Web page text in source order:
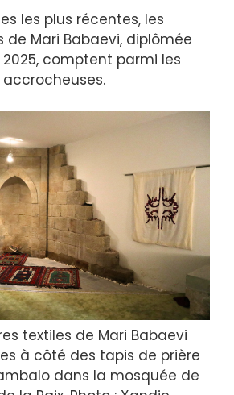
les plus récentes, les
Mari Babaevi, diplômée
2025, comptent parmi les
textiles de Mari Babaevi
à côté des tapis de prière
dans la mosquée de